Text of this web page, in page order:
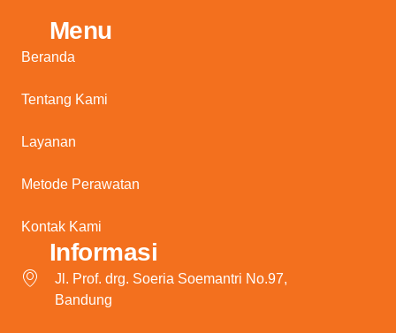
Menu
Beranda
Tentang Kami
Layanan
Metode Perawatan
Kontak Kami
Informasi
Jl. Prof. drg. Soeria Soemantri No.97,
Bandung